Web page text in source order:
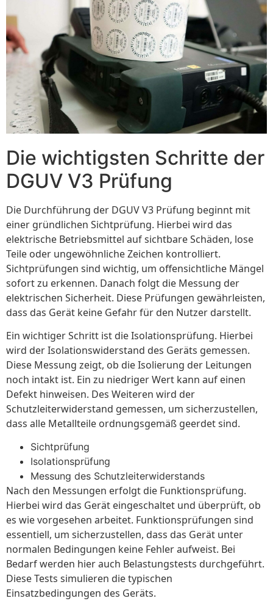
Die wichtigsten Schritte der
DGUV V3 Prüfung
Die Durchführung der DGUV V3 Prüfung beginnt mit
einer gründlichen Sichtprüfung. Hierbei wird das
elektrische Betriebsmittel auf sichtbare Schäden, lose
Teile oder ungewöhnliche Zeichen kontrolliert.
Sichtprüfungen sind wichtig, um offensichtliche Mängel
sofort zu erkennen. Danach folgt die Messung der
elektrischen Sicherheit. Diese Prüfungen gewährleisten,
dass das Gerät keine Gefahr für den Nutzer darstellt.
Ein wichtiger Schritt ist die Isolationsprüfung. Hierbei
wird der Isolationswiderstand des Geräts gemessen.
Diese Messung zeigt, ob die Isolierung der Leitungen
noch intakt ist. Ein zu niedriger Wert kann auf einen
Defekt hinweisen. Des Weiteren wird der
Schutzleiterwiderstand gemessen, um sicherzustellen,
dass alle Metallteile ordnungsgemäß geerdet sind.
Sichtprüfung
Isolationsprüfung
Messung des Schutzleiterwiderstands
Nach den Messungen erfolgt die Funktionsprüfung.
Hierbei wird das Gerät eingeschaltet und überprüft, ob
es wie vorgesehen arbeitet. Funktionsprüfungen sind
essentiell, um sicherzustellen, dass das Gerät unter
normalen Bedingungen keine Fehler aufweist. Bei
Bedarf werden hier auch Belastungstests durchgeführt.
Diese Tests simulieren die typischen
Einsatzbedingungen des Geräts.